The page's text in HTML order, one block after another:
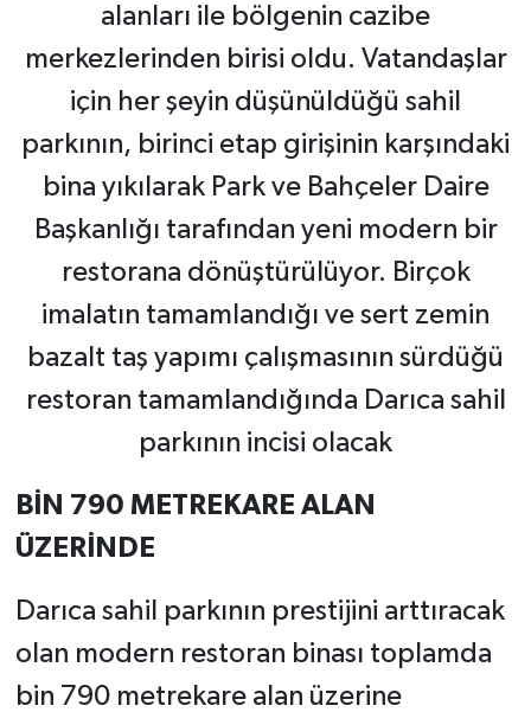
alanları ile bölgenin cazibe
merkezlerinden birisi oldu. Vatandaşlar
için her şeyin düşünüldüğü sahil
parkının, birinci etap girişinin karşındaki
bina yıkılarak Park ve Bahçeler Daire
Başkanlığı tarafından yeni modern bir
restorana dönüştürülüyor. Birçok
imalatın tamamlandığı ve sert zemin
bazalt taş yapımı çalışmasının sürdüğü
restoran tamamlandığında Darıca sahil
parkının incisi olacak
BİN 790 METREKARE ALAN
ÜZERİNDE
Darıca sahil parkının prestijini arttıracak
olan modern restoran binası toplamda
bin 790 metrekare alan üzerine